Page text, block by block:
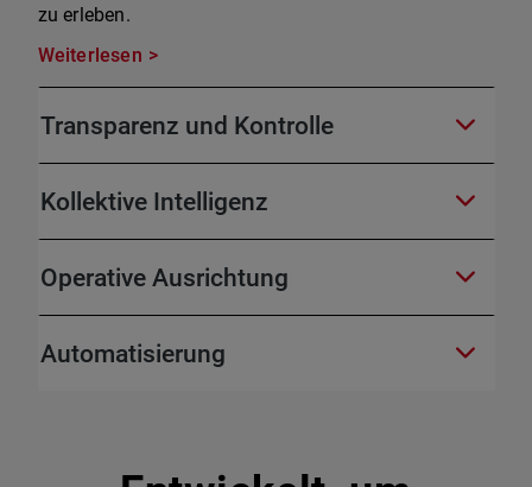
zu erleben.
Weiterlesen
Transparenz und Kontrolle
Kollektive Intelligenz
Operative Ausrichtung
Automatisierung